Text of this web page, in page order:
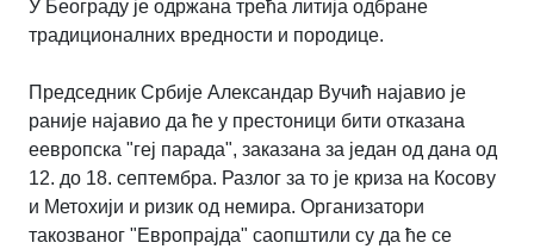
У Београду је одржана трећа литија одбране
традиционалних вредности и породице.
Председник Србије Александар Вучић најавио је
раније најавио да ће у престоници бити отказана
еевропска "геј парада", заказана за један од дана од
12. до 18. септембра. Разлог за то је криза на Косову
и Метохији и ризик од немира. Организатори
такозваног "Европрајда" саопштили су да ће се